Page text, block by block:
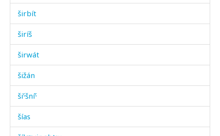
širbít
širíš
širwát
šižán
šiˤšníˤ
šías